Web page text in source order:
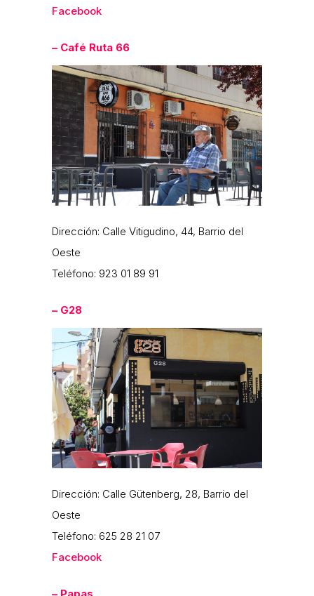
Facebook
– Café Ruta 66
Dirección: Calle Vitigudino, 44, Barrio del
Oeste
Teléfono: 923 01 89 91
– G28
Dirección: Calle Gütenberg, 28, Barrio del
Oeste
Teléfono: 625 28 21 07
Facebook